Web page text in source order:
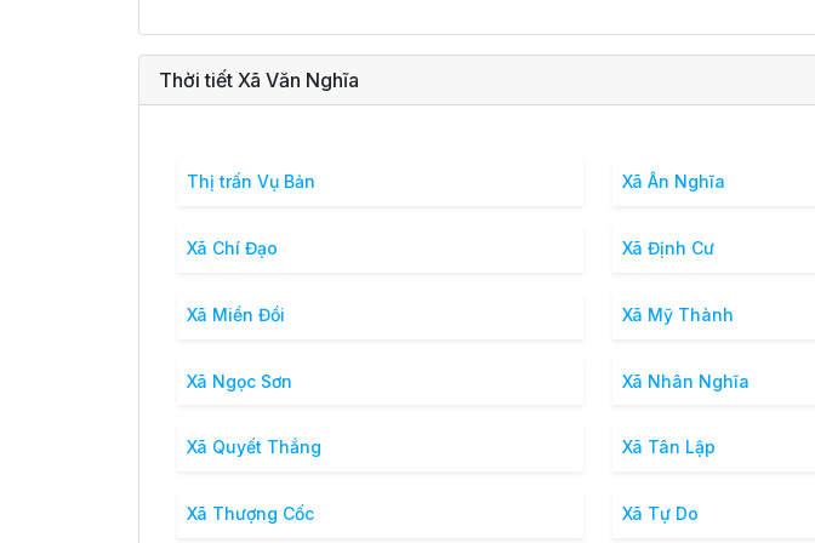
Thời tiết Xã Văn Nghĩa
Thị trấn Vụ Bản Xã Ân Nghĩa
Xã Chí Đạo Xã Định Cư
Xã Miền Đồi Xã Mỹ Thành
Xã Ngọc Sơn Xã Nhân Nghĩa
Xã Quyết Thắng Xã Tân Lập
Xã Thượng Cốc Xã Tự Do